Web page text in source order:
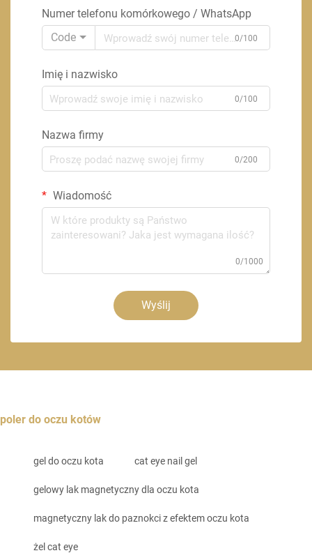
Numer telefonu komórkowego / WhatsApp
Code
0/100
Imię i nazwisko
0/100
Nazwa firmy
0/200
Wiadomość
0/1000
Wyślij
poler do oczu kotów
gel do oczu kota cat eye nail gel
gelowy lak magnetyczny dla oczu kota
magnetyczny lak do paznokci z efektem oczu kota
żel cat eye